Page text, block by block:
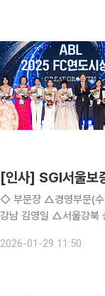
[인사] SGI서울보
◇ 부문장 △경영부문(수석) 조성용 △운영부문 박정율 ◇ 본부장 △소비자보호 류창우 △리스크관리 권홍열 △인천경원 손명룡 △서울
강남 김영일 △서울강
2026-01-29 11:50